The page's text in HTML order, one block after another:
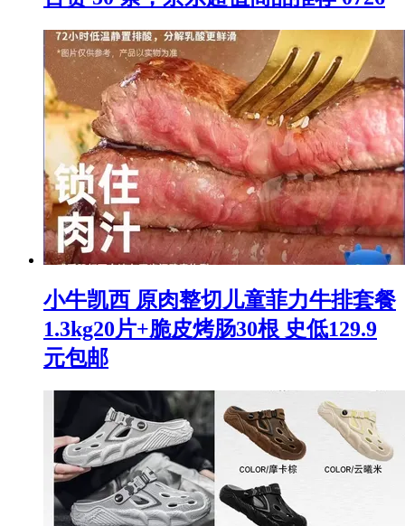
小牛凯西 原肉整切儿童菲力牛排套餐
1.3kg20片+脆皮烤肠30根 史低129.9
元包邮